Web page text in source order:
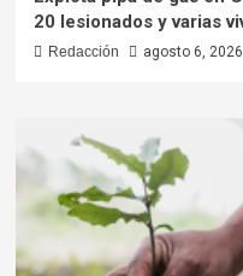
20 lesionados y varias
Redacción agosto 6, 2026